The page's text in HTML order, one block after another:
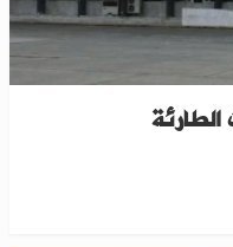
دمشق: المطار